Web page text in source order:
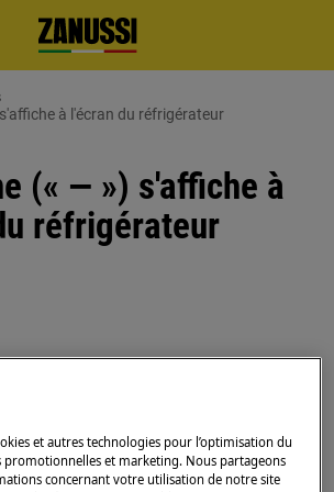
à l'écran du réfrigérateur
(« — ») s'affiche à
réfrigérateur
interne du réfrigérateur
à 0°C
et autres technologies pour l’optimisation du
promotionnelles et marketing. Nous partageons
concernant votre utilisation de notre site